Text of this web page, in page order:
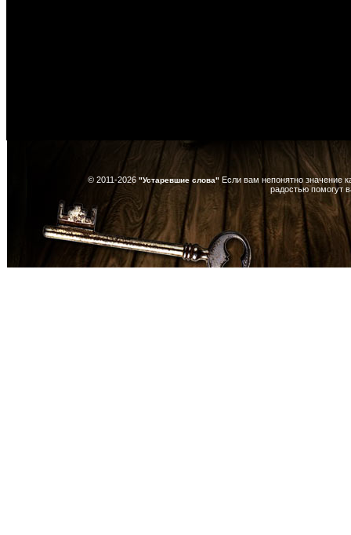
© 2011-2026 "Устаревшие слова" Если вам непонятно значение
радостью помогут